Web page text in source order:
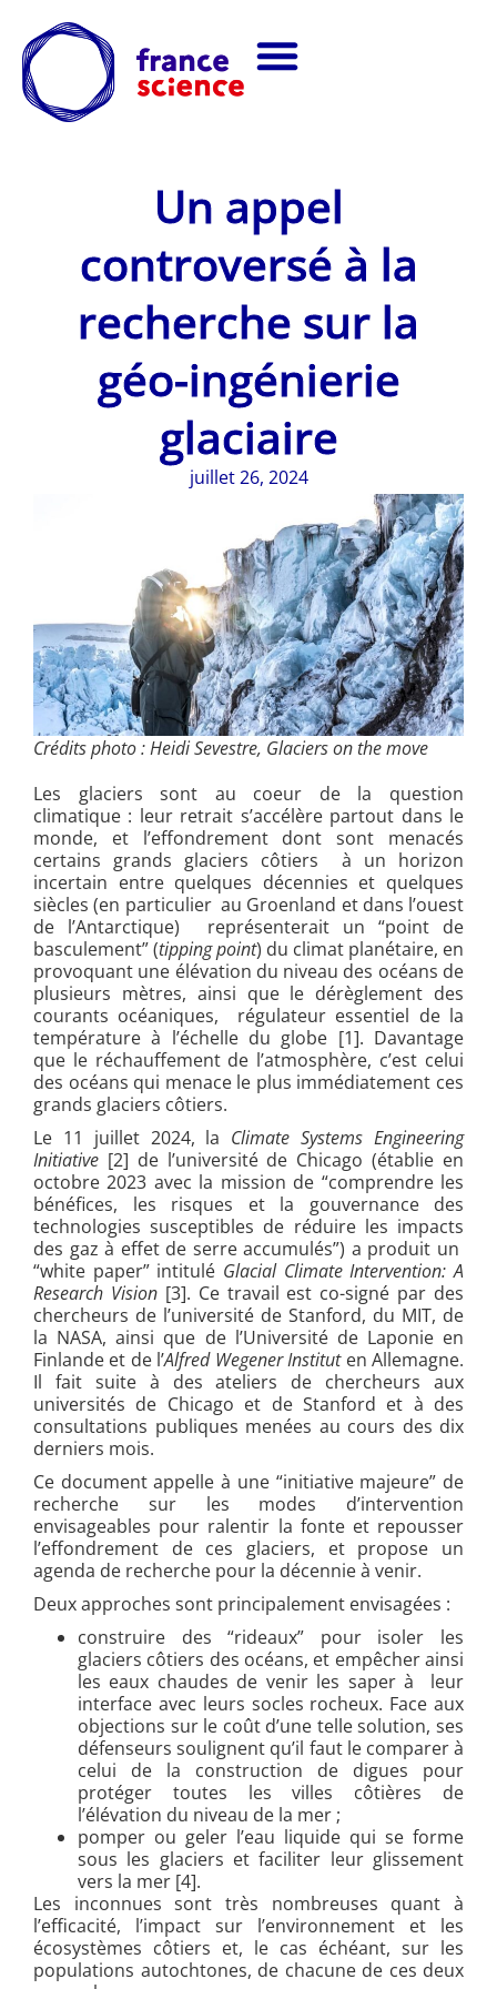
Un appel
controversé à la
recherche sur la
géo-ingénierie
glaciaire
juillet 26, 2024
Crédits photo : Heidi Sevestre, Glaciers on the move
Les glaciers sont au coeur de la question
climatique : leur retrait s’accélère partout dans le
monde, et l’effondrement dont sont menacés
certains grands glaciers côtiers à un horizon
incertain entre quelques décennies et quelques
siècles (en particulier au Groenland et dans l’ouest
de l’Antarctique) représenterait un “point de
basculement” (tipping point) du climat planétaire, en
provoquant une élévation du niveau des océans de
plusieurs mètres, ainsi que le dérèglement des
courants océaniques, régulateur essentiel de la
température à l’échelle du globe [1]. Davantage
que le réchauffement de l’atmosphère, c’est celui
des océans qui menace le plus immédiatement ces
grands glaciers côtiers.
Le 11 juillet 2024, la Climate Systems Engineering
Initiative [2] de l’université de Chicago(établie en
octobre 2023 avec la mission de “comprendre les
bénéfices, les risques et la gouvernance des
technologies susceptibles de réduire les impacts
des gaz à effet de serre accumulés”) a produit un
“white paper” intitulé Glacial Climate Intervention: A
Research Vision [3]. Ce travail est co-signé par des
chercheurs de l’université de Stanford, du MIT, de
la NASA, ainsi que de l’Université de Laponie en
Finlande et de l’Alfred Wegener Instituten Allemagne.
Il fait suite à des ateliers de chercheurs aux
universités de Chicago et de Stanford et à des
consultations publiques menées au cours des dix
derniers mois.
Ce document appelle à une “initiative majeure” de
recherche sur les modes d’intervention
envisageables pour ralentir la fonte et repousser
l’effondrement de ces glaciers, et propose un
agenda de recherche pour la décennie à venir.
Deux approches sont principalement envisagées :
construire des “rideaux” pour isoler les
glaciers côtiers des océans, et empêcher ainsi
les eaux chaudes de venir les saper à leur
interface avec leurs socles rocheux. Face aux
objections sur le coût d’une telle solution, ses
défenseurs soulignent qu’il faut le comparer à
celui de la construction de digues pour
protéger toutes les villes côtières de
l’élévation du niveau de la mer ;
pomper ou geler l’eau liquide qui se forme
sous les glaciers et faciliter leur glissement
vers la mer [4].
Les inconnues sont très nombreuses quant à
l’efficacité, l’impact sur l’environnement et les
écosystèmes côtiers et, le cas échéant, sur les
populations autochtones, de chacune de ces deux